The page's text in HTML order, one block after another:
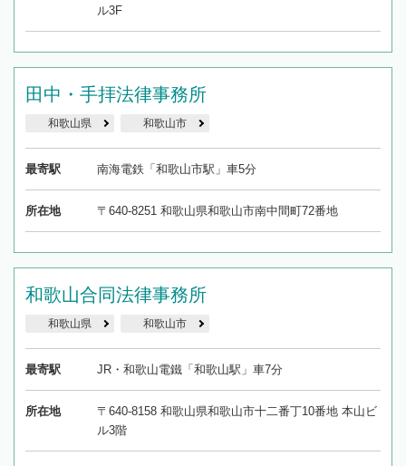
ル3F
田中・手拝法律事務所
和歌山県 和歌山市
最寄駅 南海電鉄「和歌山市駅」車5分
所在地 〒640-8251 和歌山県和歌山市南中間町72番地
和歌山合同法律事務所
和歌山県 和歌山市
最寄駅 JR・和歌山電鐵「和歌山駅」車7分
所在地
〒640-8158 和歌山県和歌山市十二番丁10番地 本山ビ
ル3階